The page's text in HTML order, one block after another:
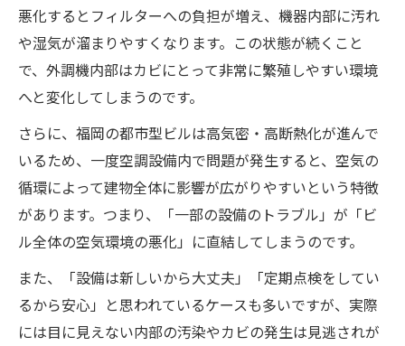
悪化するとフィルターへの負担が増え、機器内部に汚れ
や湿気が溜まりやすくなります。この状態が続くこと
で、外調機内部はカビにとって非常に繁殖しやすい環境
へと変化してしまうのです。
さらに、福岡の都市型ビルは高気密・高断熱化が進んで
いるため、一度空調設備内で問題が発生すると、空気の
循環によって建物全体に影響が広がりやすいという特徴
があります。つまり、「一部の設備のトラブル」が「ビ
ル全体の空気環境の悪化」に直結してしまうのです。
また、「設備は新しいから大丈夫」「定期点検をしてい
るから安心」と思われているケースも多いですが、実際
には目に見えない内部の汚染やカビの発生は見逃されが